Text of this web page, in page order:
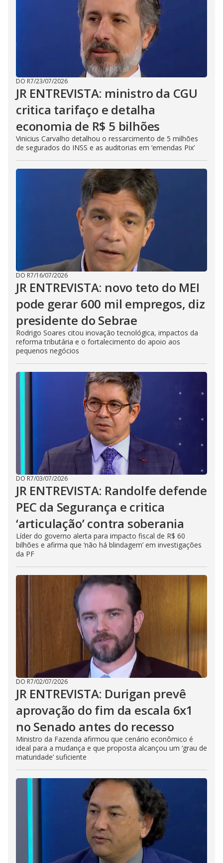
DO R7/23/07/2026
JR ENTREVISTA: ministro da CGU
critica tarifaço e detalha
economia de R$ 5 bilhões
Vinicius Carvalho detalhou o ressarcimento de 5 milhões
de segurados do INSS e as auditorias em ‘emendas Pix’
DO R7/16/07/2026
JR ENTREVISTA: novo teto do MEI
pode gerar 600 mil empregos, diz
presidente do Sebrae
Rodrigo Soares citou inovação tecnológica, impactos da
reforma tributária e o fortalecimento do apoio aos
pequenos negócios
DO R7/03/07/2026
JR ENTREVISTA: Randolfe defende
PEC da Segurança e critica
‘articulação’ contra soberania
Líder do governo alerta para impacto fiscal de R$ 60
bilhões e afirma que ‘não há blindagem’ em investigações
da PF
DO R7/02/07/2026
JR ENTREVISTA: Durigan prevê
aprovação do fim da escala 6x1
no Senado antes do recesso
Ministro da Fazenda afirmou que cenário econômico é
ideal para a mudança e que proposta alcançou um ‘grau de
maturidade’ suficiente